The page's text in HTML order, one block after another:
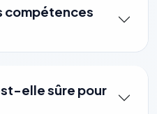
compétences
sûre pour